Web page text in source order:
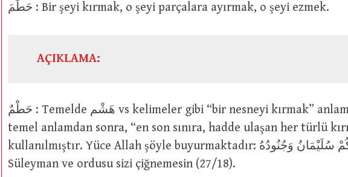
حَطَمَ : Bir şeyi kırmak, o şeyi parçalara ayırmak, o şeyi ezmek.
AÇIKLAMA:
حَطْمٌ : Temelde هَشْم vs kelimeler gibi “bir nesneyi kırmak” anlamına gelir. Bu
temel anlamdan sonra, “en son sınıra, hadde ulaşan her türlü
kullanılmıştır. Yüce Allah şöyle buyurmaktadır: لاَ يَحْطِمَنَّكُمْ سُلَيْمَانُ وَجُنُودُهُ
Süleyman ve ordusu sizi çiğnemesin (27/18).